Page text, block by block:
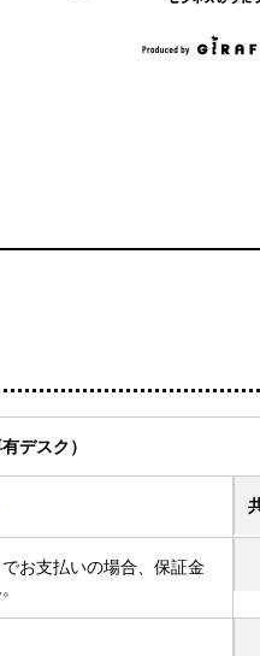
デスク）
お支払いの場合、保証金